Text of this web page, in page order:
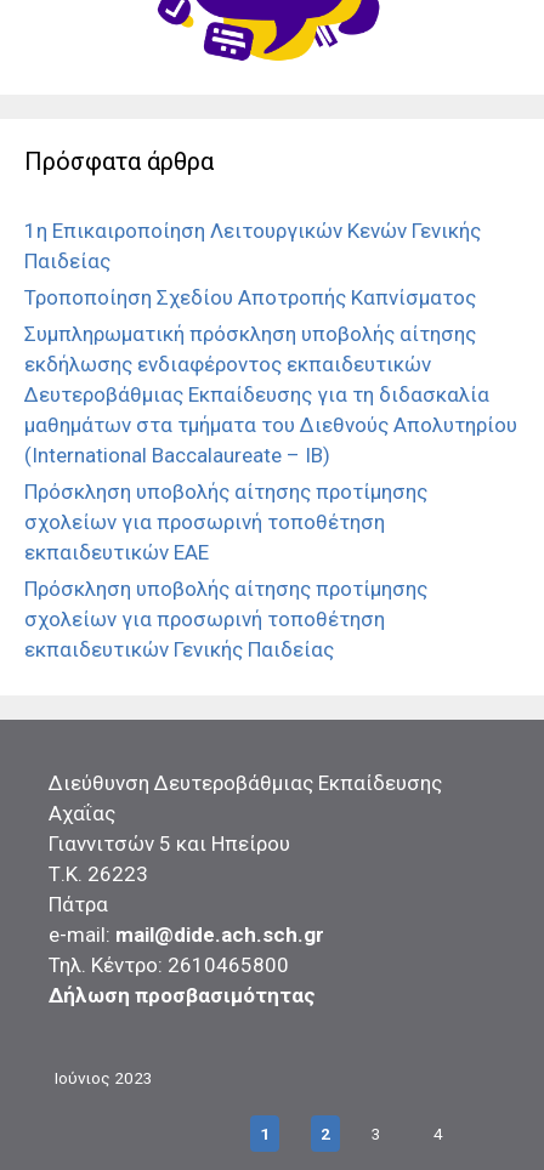
Πρόσφατα άρθρα
1η Επικαιροποίηση Λειτουργικών Κενών Γενικής
Παιδείας
Τροποποίηση Σχεδίου Αποτροπής Καπνίσματος
Συμπληρωματική πρόσκληση υποβολής αίτησης
εκδήλωσης ενδιαφέροντος εκπαιδευτικών
Δευτεροβάθμιας Εκπαίδευσης για τη διδασκαλία
μαθημάτων στα τμήματα του Διεθνούς Απολυτηρίου
(International Baccalaureate – IB)
Πρόσκληση υποβολής αίτησης προτίμησης
σχολείων για προσωρινή τοποθέτηση
εκπαιδευτικών ΕΑΕ
Πρόσκληση υποβολής αίτησης προτίμησης
σχολείων για προσωρινή τοποθέτηση
εκπαιδευτικών Γενικής Παιδείας
Διεύθυνση Δευτεροβάθμιας Εκπαίδευσης
Αχαΐας
Γιαννιτσών 5 και Ηπείρου
Τ.Κ. 26223
Πάτρα
e-mail: mail@dide.ach.sch.gr
Τηλ. Κέντρο: 2610465800
Δήλωση προσβασιμότητας
Ιούνιος 2023
1 2 3 4